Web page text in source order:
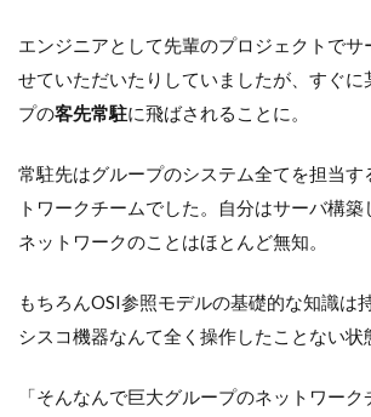
エンジニアとして先輩のプロジェクトでサ
せていただいたりしていましたが、すぐに
プの客先常駐に飛ばされることに。
常駐先はグループのシステム全てを担当す
トワークチームでした。自分はサーバ構築
ネットワークのことはほとんど無知。
もちろんOSI参照モデルの基礎的な知識は
シスコ機器なんて全く操作したことない状
「そんなんで巨大グループのネットワー